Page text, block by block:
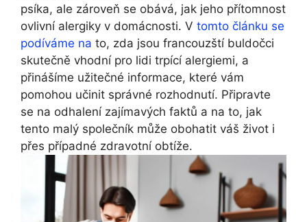
psíka, ‍ale zároveň se ⁣obává, ⁢jak jeho přítomnost
ovlivní alergiky ​v domácnosti. V​ tomto článku se
podíváme na to, zda jsou francouzští buldočci
skutečně vhodní pro ​lidi⁣ trpící alergiemi, a⁢
přinášíme užitečné informace, které vám
pomohou učinit​ správné rozhodnutí. Připravte
se na odhalení zajímavých faktů a na to, jak
tento malý společník může obohatit váš⁣ život‌ i
‍přes ⁣případné zdravotní obtíže.